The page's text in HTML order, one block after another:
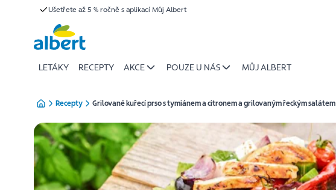
Ušetřete až 5 % ročně s aplikací Můj Albert
LETÁKY RECEPTY AKCE POUZE U NÁS MŮJ ALBERT
Recepty Grilované kuřecí prso s tymiánem a citronem a grilovaným řeckým salátem